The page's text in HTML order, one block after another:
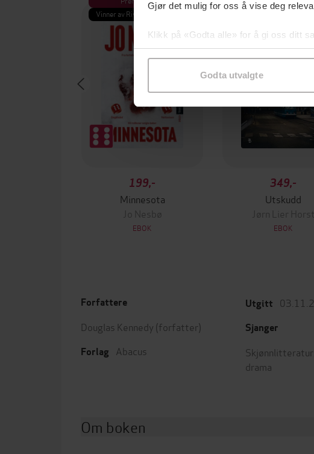
Gjør det mulig for oss å vise deg
Klikk på «Godta alle» for å gi oss ditt
samtykke til spesifikke formål ved å
Godta utvalgte
Vinner av Rivertonprisen
199,-
Minnesota
Jo Nesbø
EBOK
Første gang på tilbud
349,-
Utskudd
Jørn Lier Horst
EBOK
Forfattere
Douglas Kennedy (forfatter)
Forlag Abacus
Utgitt
Sjanger
Skjønnlitteratur
drama
Om boken